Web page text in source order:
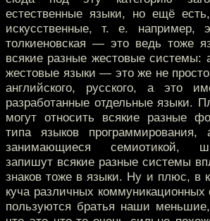
естественные языки, но ещё
искусственные, т. е. например,
толкиеновская — это ведь тоже
всякие разные жестовые системы:
жестовые языки — это же не
английского, русского, а это
разработанные отдельные языки.
могут относить всякие разные
типа языков
занимающиеся семиотикой,
запишут всякие разные системы
знаков тоже в языки. Ну и плюс, в
куча различных
пользуются братья наши